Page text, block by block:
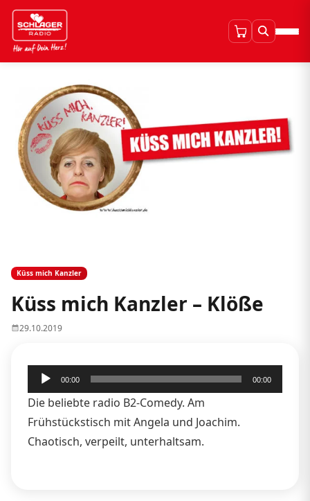
Küss mich Kanzler
Küss mich Kanzler – Klöße
29.10.2019
Audio-
Player
00:00 00:00
Die beliebte radio B2-Comedy. Am
Frühstückstisch mit Angela und Joachim.
Chaotisch, verpeilt, unterhaltsam.